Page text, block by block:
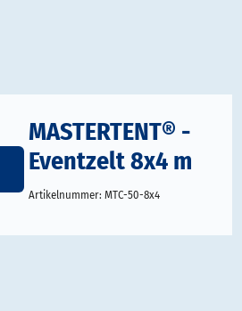
MASTERTENT® -
Eventzelt 8x4 m
Artikelnummer: MTC-50-8x4